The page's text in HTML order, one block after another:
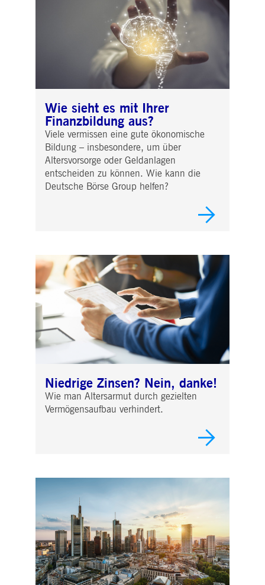
Wie sieht es mit Ihrer
Finanzbildung aus?
Viele vermissen eine gute ökonomische
Bildung – insbesondere, um über
Altersvorsorge oder Geldanlagen
entscheiden zu können. Wie kann die
Deutsche Börse Group helfen?
Niedrige Zinsen? Nein, danke!
Wie man Altersarmut durch gezielten
Vermögensaufbau verhindert.